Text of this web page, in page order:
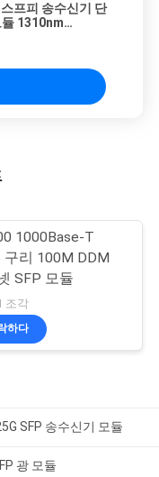
프피 송수신기 단
1310nm
1000Base-T
구리 100M DDM
SFP 모듈
조각
하다
SFP 송수신기 모듈
광 모듈